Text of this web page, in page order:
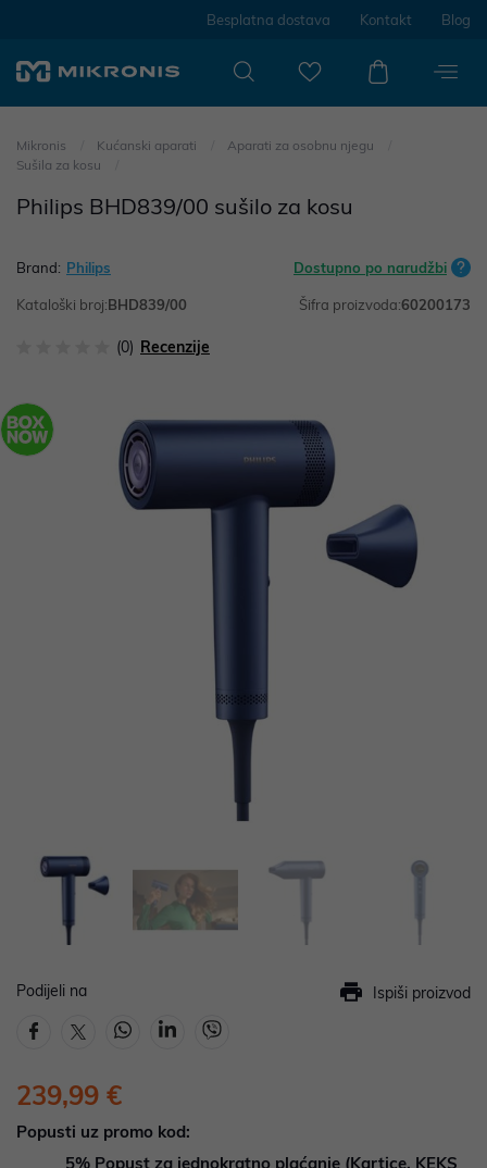
Besplatna dostava Kontakt Blog
Mikronis Kućanski aparati
Aparati za osobnu njegu
Sušila za kosu
Philips BHD839/00 sušilo za kosu
Brand: Philips Dostupno po narudžbi
Kataloški broj:BHD839/00 Šifra proizvoda:60200173
(0) Recenzije
Podijeli na Ispiši proizvod
239,99 €
Popusti uz promo kod:
5% Popust za jednokratno plaćanje (Kartice, KEKS